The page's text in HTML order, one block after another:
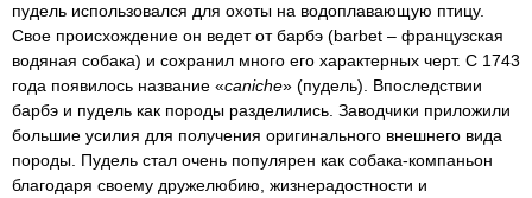
пудель использовался для охоты на водоплавающую птицу.
Свое происхождение он ведет от барбэ (barbet – французская
водяная собака) и сохранил много его характерных черт. С 1743
года появилось название «caniche» (пудель). Впоследствии
барбэ и пудель как породы разделились. Заводчики приложили
большие усилия для получения оригинального внешнего вида
породы. Пудель стал очень популярен как собака-компаньон
благодаря своему дружелюбию, жизнерадостности и